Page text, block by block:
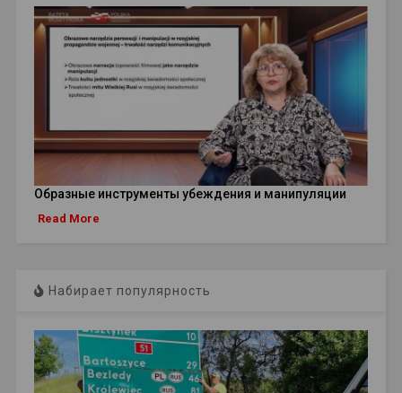
Образные инструменты убеждения и манипуляции
Read More
Набирает популярность